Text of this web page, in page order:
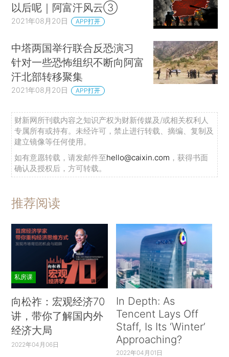
以后呢｜阿富汗风云③
2021年08月20日 APP打开
中塔两国举行联合反恐演习
针对一些恐怖组织不断向阿富
汗北部转移聚集
2021年08月20日 APP打开
财新网所刊载内容之知识产权为财新传媒及/或相关权利人
专属所有或持有。未经许可，禁止进行转载、摘编、复制及
建立镜像等任何使用。
如有意愿转载，请发邮件至hello@caixin.com ，获得书面
确认及授权后，方可转载。
推荐阅读
私房课
向松祚：宏观经济70
讲，带你了解国内外
经济大局
2022年04月06日
In Depth: As
Tencent Lays Off
Staff, Is Its ‘Winter’
Approaching?
2022年04月01日